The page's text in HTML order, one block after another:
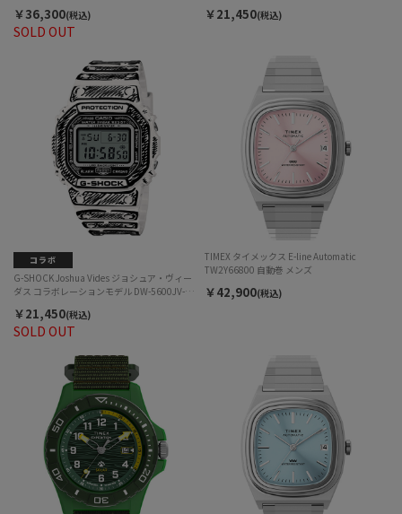
SOLD OUT
￥36,300(税込) ￥21,450(税込)
SOLD OUT
G-SHOCK Joshua Vides ジョシュア・ヴィー
ダス コラボレーションモデル DW-5600JV-
￥21,450(税込)
TIMEX タイメックス E-line Automatic
TW2Y66800 自動巻 メンズ
￥42,900(税込)